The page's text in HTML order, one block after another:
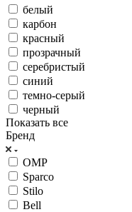
белый
карбон
красный
прозрачный
серебристый
синий
темно-серый
черный
Показать все
Бренд
OMP
Sparco
Stilo
Bell